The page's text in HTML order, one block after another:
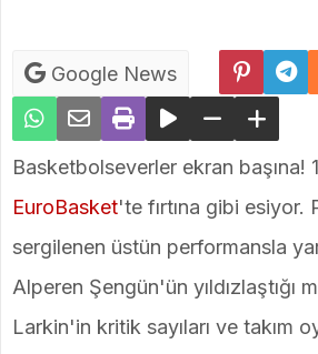
Google News
Basketbolseverler ekran başına!
EuroBasket'te fırtına gibi esiyor.
sergilenen üstün performansla
Alperen Şengün'ün yıldızlaştığı
Larkin'in kritik sayıları ve takım